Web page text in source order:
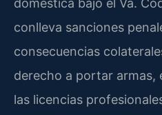
doméstica bajo el Va.
conlleva sanciones
consecuencias
derecho a portar armas,
las licencias